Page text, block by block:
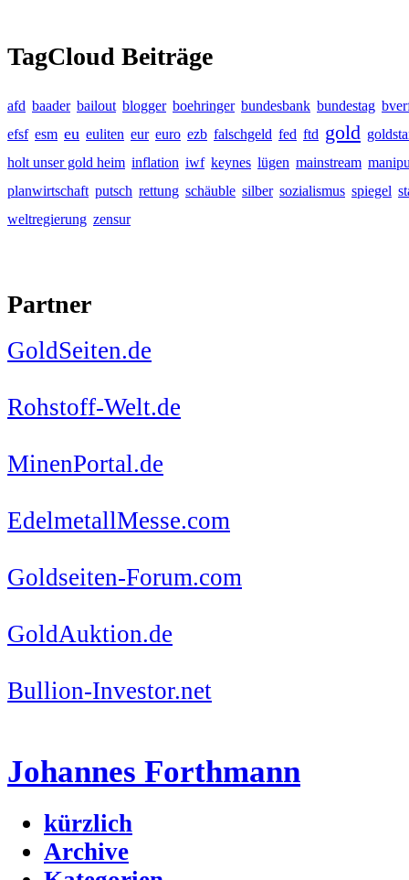
TagCloud Beiträge
afd baader bailout blogger boehringer bundesbank bundestag
efsf esm eu euliten eur euro ezb falschgeld fed ftd gold
holt unser gold heim inflation iwf keynes lügen mainstream
planwirtschaft putsch rettung schäuble silber sozialismus spiegel
weltregierung zensur
Partner
GoldSeiten.de
Rohstoff-Welt.de
MinenPortal.de
EdelmetallMesse.com
Goldseiten-Forum.com
GoldAuktion.de
Bullion-Investor.net
Johannes Forthmann
kürzlich
Archive